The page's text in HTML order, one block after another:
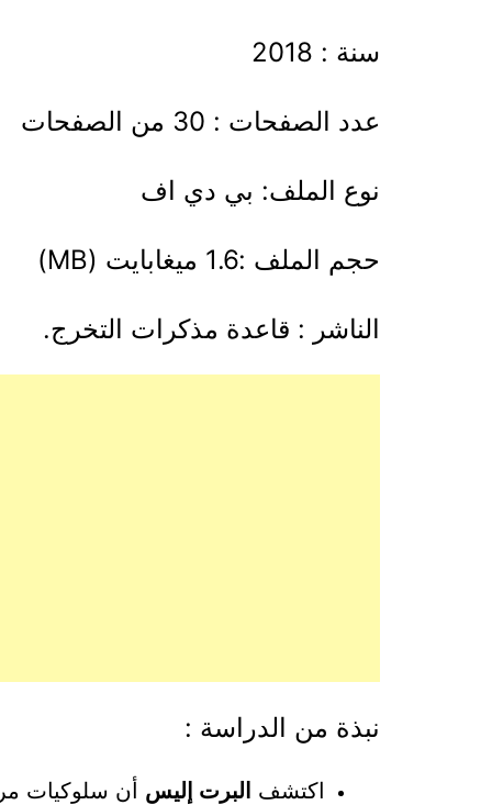
سنة : 2018
عدد الصفحات : 30 من الصفحات
نوع الملف: بي دي اف
حجم الملف :1.6 ميغابايت (MB)
الناشر : قاعدة مذكرات التخرج.
نبذة من الدراسة :
اكتشف البرت إليس أن سلوكيات